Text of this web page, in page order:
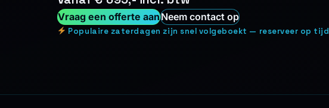
Vraag een offerte aanNeem contact op
Populaire zaterdagen zijn snel volgeboekt — reserveer op tijd